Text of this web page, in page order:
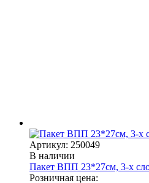
Артикул: 250049
В наличии
Пакет ВПП 23*27см, 3-х
Розничная цена: